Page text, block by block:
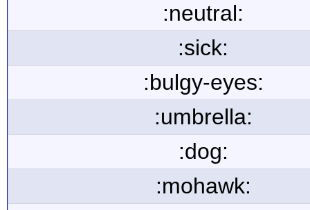
:neutral:
:sick:
:bulgy-eyes:
:umbrella:
:dog:
:mohawk: